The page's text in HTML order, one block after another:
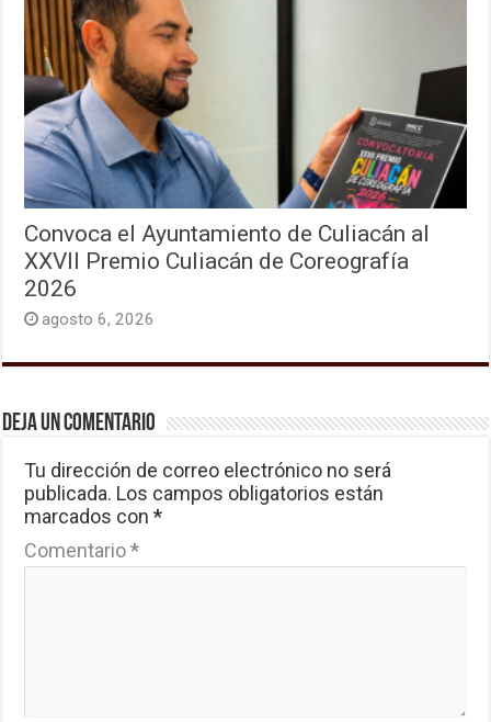
Convoca el Ayuntamiento de Culiacán al
XXVII Premio Culiacán de Coreografía
2026
agosto 6, 2026
Deja un comentario
Tu dirección de correo electrónico no será
publicada. Los campos obligatorios están
marcados con*
Comentario*